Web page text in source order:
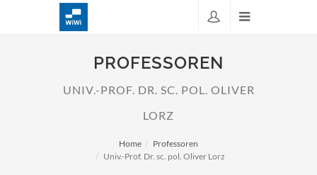
PROFESSOREN
UNIV.-PROF. DR. SC. POL. OLIVER
LORZ
Home
Professoren
Univ.-Prof. Dr. sc. pol. Oliver Lorz